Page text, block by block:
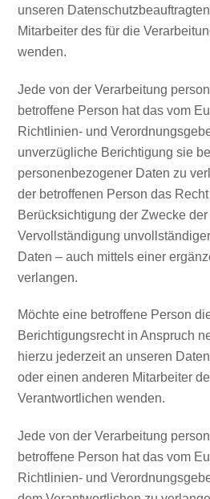
unseren
Mitarbeiter des für die
wenden.
Jede von der Verarbeitung
betroffene Person hat das vom
Richtlinien- und
unverzügliche Berichtigung sie
personenbezogener Daten zu
der betroffenen Person das
Berücksichtigung der Zwecke
Vervollständigung
Daten – auch mittels einer
verlangen.
Möchte eine betroffene Person
Berichtigungsrecht in Anspruch
hierzu jederzeit an unseren
oder einen anderen Mitarbeiter
Verantwortlichen wenden.
Jede von der Verarbeitung
betroffene Person hat das vom
Richtlinien- und